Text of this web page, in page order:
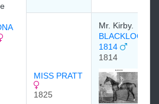
MISS PRATT
1825
Mr. Kirby.
BLACKLOCK
1814
1814